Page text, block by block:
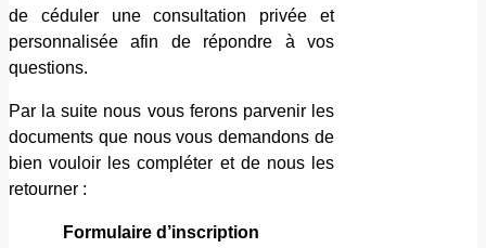
de céduler une consultation privée et
personnalisée afin de répondre à vos
questions.
Par la suite nous vous ferons parvenir les
documents que nous vous demandons de
bien vouloir les compléter et de nous les
retourner :
Formulaire d’inscription